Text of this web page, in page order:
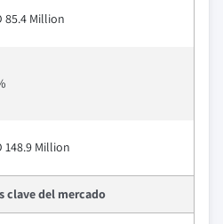
85.4 Million
148.9 Million
clave del mercado